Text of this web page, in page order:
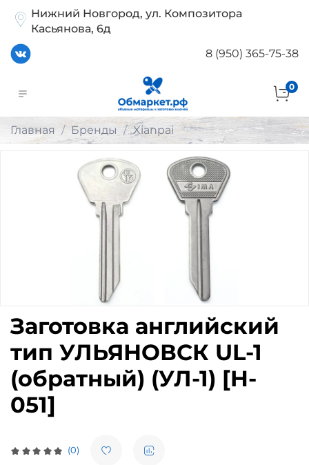
Нижний Новгород, ул. Композитора
Касьянова, 6д
8 (950) 365-75-38
0
Главная Бренды Xianpai
(0)
Заготовка английский
тип УЛЬЯНОВСК UL-1
(обратный) (УЛ-1) [H-
051]